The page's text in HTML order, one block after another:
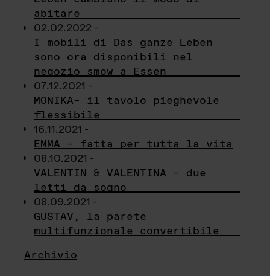
abitare
02.02.2022 -
I mobili di Das ganze Leben
sono ora disponibili nel
negozio smow a Essen
07.12.2021 -
MONIKA– il tavolo pieghevole
flessibile
16.11.2021 -
EMMA – fatta per tutta la vita
08.10.2021 -
VALENTIN & VALENTINA – due
letti da sogno
08.09.2021 -
GUSTAV, la parete
multifunzionale convertibile
Archivio